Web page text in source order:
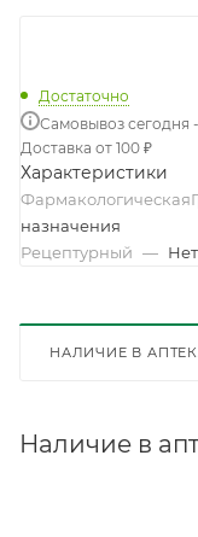
Достаточно
Самовывоз сегодня
Доставка от 100 ₽
Характеристики
назначения
Рецептурный — Нет
НАЛИЧИЕ В
Наличие в